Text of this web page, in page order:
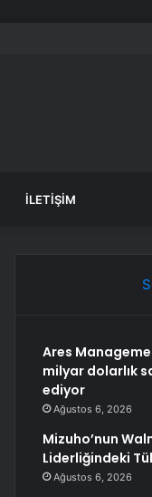
İLETIŞIM
Ares
milyar dolarlık
ediyor
Ağustos 6, 2026
Mizuho’nun
Liderliğindeki
Ağustos 6, 2026